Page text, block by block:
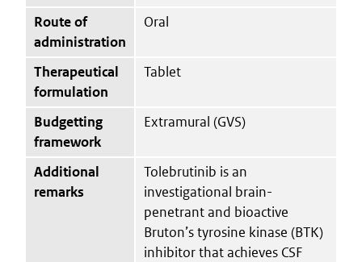
Route of
administration
Oral
Therapeutical
formulation
Tablet
Budgetting
framework
Extramural (GVS)
Additional
remarks
Tolebrutinib is an
investigational brain-
penetrant and bioactive
Bruton’s tyrosine kinase (BTK)
inhibitor that achieves CSF